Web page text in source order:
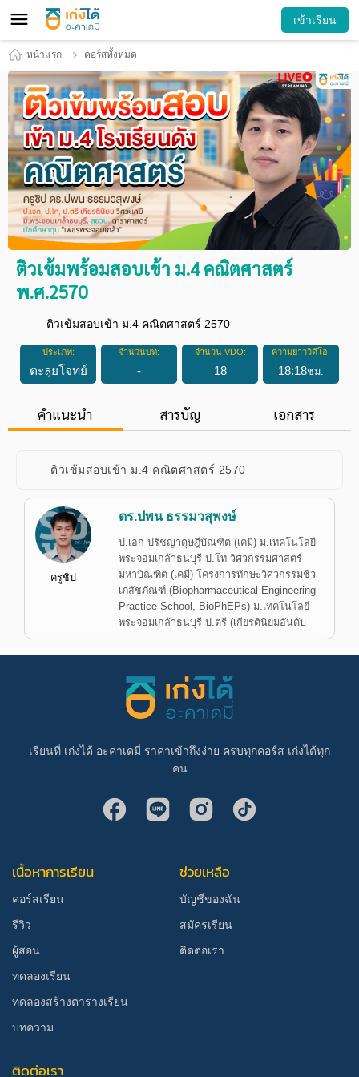
เข้าเรียน
หน้าแรก คอร์สทั้งหมด
ติวเข้มพร้อมสอบเข้า ม.4 คณิตศาสตร์
พ.ศ.2570
ติวเข้มสอบเข้า ม.4 คณิตศาสตร์ 2570
ประเภท:
ตะลุยโจทย์
จำนวนบท:
-
จำนวน VDO:
18
ความยาววิดีโอ:
18:18ชม.
คำแนะนำ สารบัญ เอกสาร
ติวเข้มสอบเข้า ม.4 คณิตศาสตร์ 2570
ครูชิป
ดร.ปพน ธรรมวสุพงษ์
ป.เอก ปรัชญาดุษฎีบัณฑิต (เคมี) ม.เทคโนโลยี
พระจอมเกล้าธนบุรี ป.โท วิศวกรรมศาสตร์
มหาบัณฑิต (เคมี) โครงการทักษะวิศวกรรมชีว
เภสัชภัณฑ์ (Biopharmaceutical Engineering
Practice School, BioPhEPs) ม.เทคโนโลยี
พระจอมเกล้าธนบุรี ป.ตรี (เกียรตินิยมอันดับ
เรียนที่ เก่งได้ อะคาเดมี่ ราคาเข้าถึงง่าย ครบทุกคอร์ส เก่งได้ทุก
คน
เนื้อหาการเรียน
คอร์สเรียน
รีวิว
ผู้สอน
ทดลองเรียน
ทดลองสร้างตารางเรียน
บทความ
ช่วยเหลือ
บัญชีของฉัน
สมัครเรียน
ติดต่อเรา
ติดต่อเรา